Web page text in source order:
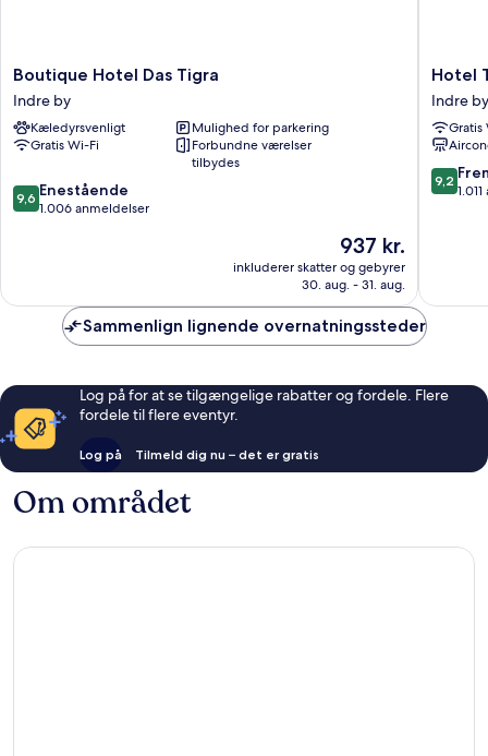
Boutique
Hotel
Das
Tigra
Indre
Boutique Hotel Das Tigra
Indre by
Kæledyrsvenligt
Mulighed for parkering
Gratis Wi-Fi
Forbundne værelser
tilbydes
9.6
ud
anmeldelser
9,6 Enestående
1.006 anmeldelser
Prisen
937 kr.
937 kr.
inkluderer skatter og gebyrer
30. aug. - 31. aug.
Hotel
Topazz
&
Lamée
Indre
by
Hotel
Indre by
Gratis
9.2
ud
9,2
Sammenlign lignende overnatningssteder
Log på for at se tilgængelige rabatter og fordele. Flere
fordele til flere eventyr.
Log på Tilmeld dig nu – det er gratis
Om området